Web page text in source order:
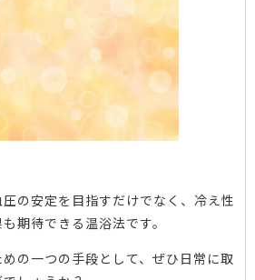
の安定を目指すだけでなく、冷え性
期待できる温浴法です。
の一つの手段として、ぜひ日常に取